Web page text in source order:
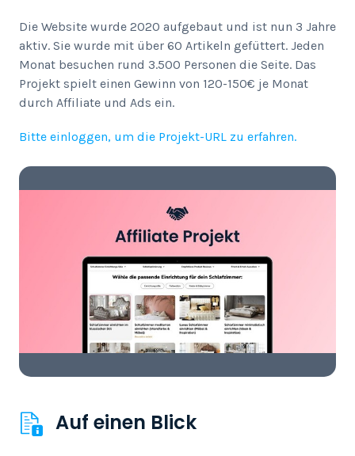
Die Website wurde 2020 aufgebaut und ist nun 3 Jahre
aktiv. Sie wurde mit über 60 Artikeln gefüttert. Jeden
Monat besuchen rund 3.500 Personen die Seite. Das
Projekt spielt einen Gewinn von 120-150€ je Monat
durch Affiliate und Ads ein.
Bitte einloggen, um die Projekt-URL zu erfahren.
Auf einen Blick